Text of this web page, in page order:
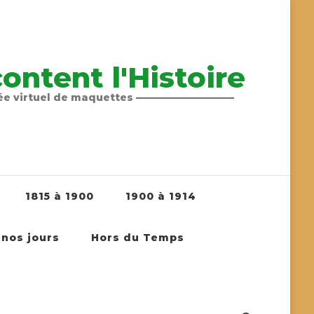
l'Histoire
virtuel de maquettes ——————————
1815 à 1900 1900 à 1914
nos jours Hors du Temps